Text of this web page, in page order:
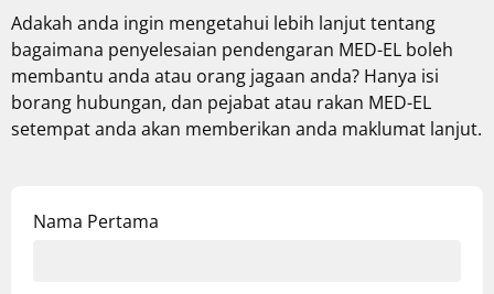
Adakah anda ingin mengetahui lebih lanjut tentang
bagaimana penyelesaian pendengaran MED-EL boleh
membantu anda atau orang jagaan anda? Hanya isi
borang hubungan, dan pejabat atau rakan MED-EL
setempat anda akan memberikan anda maklumat lanjut.
Nama Pertama